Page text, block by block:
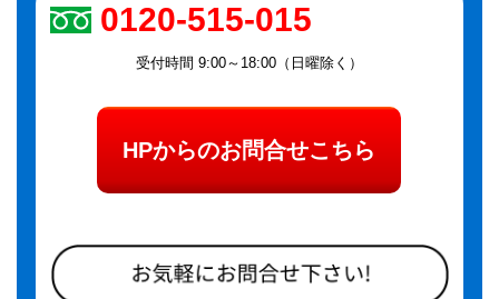
0120-515-015
受付時間 9:00～18:00（日曜除く）
HPからのお問合せこちら